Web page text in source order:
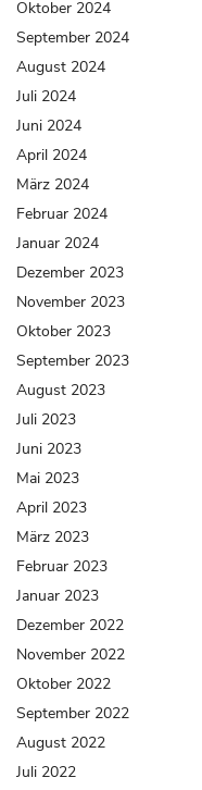
Oktober 2024
September 2024
August 2024
Juli 2024
Juni 2024
April 2024
März 2024
Februar 2024
Januar 2024
Dezember 2023
November 2023
Oktober 2023
September 2023
August 2023
Juli 2023
Juni 2023
Mai 2023
April 2023
März 2023
Februar 2023
Januar 2023
Dezember 2022
November 2022
Oktober 2022
September 2022
August 2022
Juli 2022